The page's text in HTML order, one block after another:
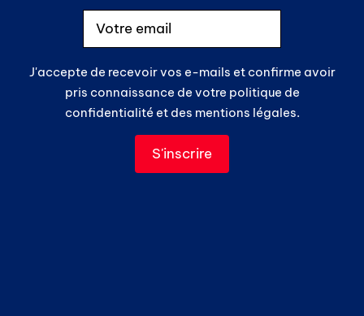
J'accepte de recevoir vos e-mails et confirme avoir
pris connaissance de votre politique de
confidentialité et des mentions légales.